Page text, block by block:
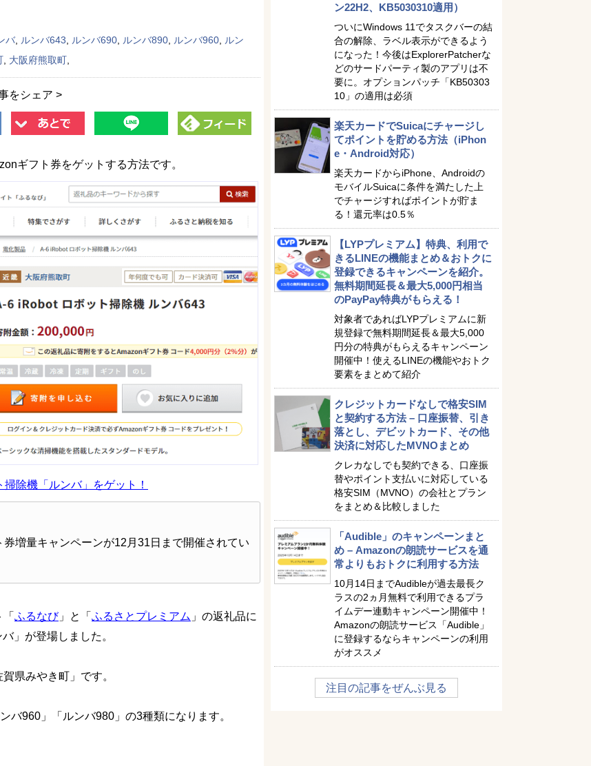
バ, ルンバ643 ルンバ690 ルンバ890 ルンバ960
ルン
大阪府熊取町
をシェア >
ギフト券をゲットする方法です。
除機「ルンバ」をゲット！
増量キャンペーンが12月31日まで開催されてい
ふるなび」と「 ふるさとプレミアム 」の返礼品に
」が登場しました。
県みやき町」です。
バ960」「ルンバ980」の3種類になります。
ン22H2、KB5030310適用）
ついにWindows 11でタスクバーの結
合の解除、ラベル表示ができるよう
になった！今後はExplorerPatcherな
どのサードパーティ製のアプリは不
要に。オプションパッチ「KB50303
10」の適用は必須
楽天カードでSuicaにチャージし
てポイントを貯める方法（iPhon
e・Android対応）
楽天カードからiPhone、Androidの
モバイルSuicaに条件を満たした上
でチャージすればポイントが貯ま
る！還元率は0.5％
【LYPプレミアム】特典、利用で
きるLINEの機能まとめ＆おトクに
登録できるキャンペーンを紹介。
無料期間延長＆最大5,000円相当
のPayPay特典がもらえる！
対象者であればLYPプレミアムに新
規登録で無料期間延長＆最大5,000
円分の特典がもらえるキャンペーン
開催中！使えるLINEの機能やおトク
要素をまとめて紹介
クレジットカードなしで格安SIM
と契約する方法 – 口座振替、引き
落とし、デビットカード、その他
決済に対応したMVNOまとめ
クレカなしでも契約できる、口座振
替やポイント支払いに対応している
格安SIM（MVNO）の会社とプラン
をまとめ＆比較しました
「Audible」のキャンペーンまと
め – Amazonの朗読サービスを通
常よりもおトクに利用する方法
10月14日までAudibleが過去最長ク
ラスの2ヵ月無料で利用できるプラ
イムデー連動キャンペーン開催中！
Amazonの朗読サービス「Audible」
に登録するならキャンペーンの利用
がオススメ
注目の記事をぜんぶ見る